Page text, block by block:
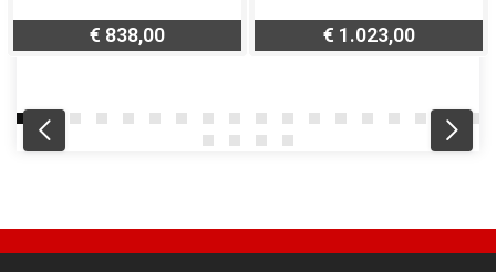
€ 838,00 € 1.023,00